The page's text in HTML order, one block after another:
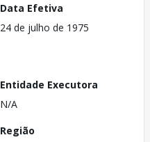
Data Efetiva
24 de julho de 1975
Entidade Executora
N/A
Região